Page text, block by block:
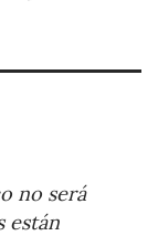
no será
están